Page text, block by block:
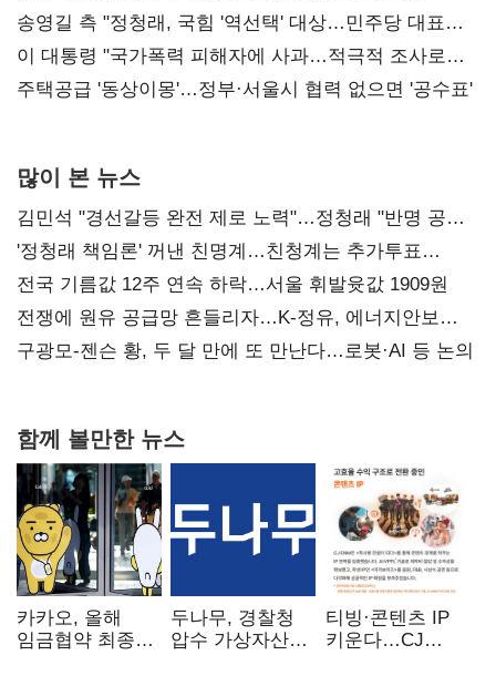
리모델링' 제안
송영길 측 "정청래, 국힘 '역선택' 대상…민주당 대표로
총선 지휘 못해"
이 대통령 "국가폭력 피해자에 사과…적극적 조사로
진실 밝혀야"
주택공급 '동상이몽'…정부·서울시 협력 없으면 '공수표'
많이 본 뉴스
김민석 "경선갈등 완전 제로 노력"…정청래 "반명 공세
사과부터"
'정청래 책임론' 꺼낸 친명계…친청계는 추가투표
때리기
전국 기름값 12주 연속 하락…서울 휘발윳값 1909원
전쟁에 원유 공급망 흔들리자…K-정유, 에너지안보
핵심으로 재부상
구광모-젠슨 황, 두 달 만에 또 만난다…로봇·AI 등 논의
함께 볼만한 뉴스
카카오, 올해
임금협약 최종
두나무, 경찰청
압수 가상자산
티빙·콘텐츠 IP
키운다…CJ